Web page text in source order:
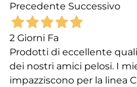
Precedente Successivo
2 Giorni Fa
Prodotti di eccellente
dei nostri amici pelosi. I
impazziscono per la linea